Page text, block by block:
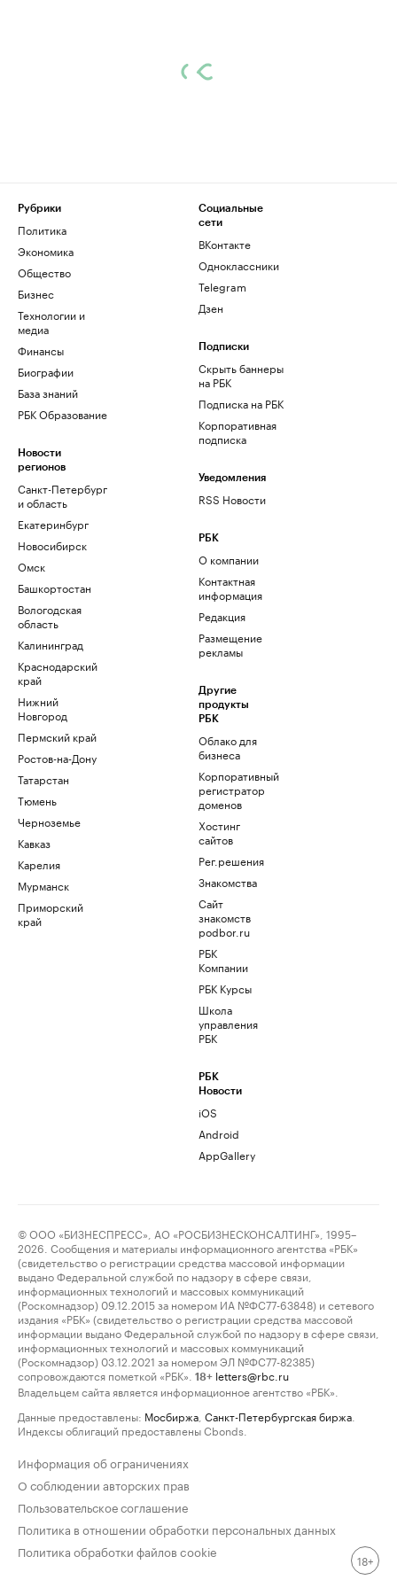
Рубрики
Политика
Экономика
Общество
Бизнес
Технологии и
медиа
Финансы
Биографии
База знаний
РБК Образование
Новости
регионов
Санкт-Петербург
и область
Екатеринбург
Новосибирск
Омск
Башкортостан
Вологодская
область
Калининград
Краснодарский
край
Нижний
Новгород
Пермский край
Ростов-на-Дону
Татарстан
Тюмень
Черноземье
Кавказ
Карелия
Мурманск
Приморский
край
Социальные
сети
ВКонтакте
Одноклассники
Telegram
Дзен
Подписки
Скрыть баннеры
на РБК
Подписка на РБК
Корпоративная
подписка
Уведомления
RSS Новости
РБК
О компании
Контактная
информация
Редакция
Размещение
рекламы
Другие
продукты
РБК
Облако для
бизнеса
Корпоративный
регистратор
доменов
Хостинг
сайтов
Рег.решения
Знакомства
Сайт
знакомств
podbor.ru
РБК
Компании
РБК Курсы
Школа
управления
РБК
РБК
Новости
iOS
Android
AppGallery
© ООО «БИЗНЕСПРЕСС», АО «РОСБИЗНЕСКОНСАЛТИНГ», 1995–
2026. Сообщения и материалы информационного агентства «РБК»
(свидетельство о регистрации средства массовой информации
выдано Федеральной службой по надзору в сфере связи,
информационных технологий и массовых коммуникаций
(Роскомнадзор) 09.12.2015 за номером ИА №ФС77-63848) и сетевого
издания «РБК» (свидетельство о регистрации средства массовой
информации выдано Федеральной службой по надзору в сфере связи,
информационных технологий и массовых коммуникаций
(Роскомнадзор) 03.12.2021 за номером ЭЛ №ФС77-82385)
сопровождаются пометкой «РБК».
18+ letters@rbc.ru
Владельцем сайта является информационное агентство «РБК».
Данные предоставлены: Мосбиржа Санкт-Петербургская биржа
Индексы облигаций предоставлены Cbonds.
Информация об ограничениях
О соблюдении авторских прав
Пользовательское соглашение
Политика в отношении обработки персональных данных
Политика обработки файлов cookie
18+